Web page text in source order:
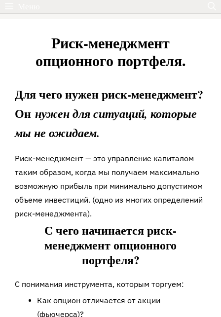
Риск-менеджмент
опционного портфеля.
Для чего нужен риск-менеджмент?
Он нужен для ситуаций, которые
мы не ожидаем.
Риск-менеджмент — это управление капиталом
таким образом, когда мы получаем максимально
возможную прибыль при минимально допустимом
объеме инвестиций. (одно из многих определений
риск-менеджмента).
С чего начинается риск-
менеджмент опционного
портфеля?
С понимания инструмента, которым торгуем:
Как опцион отличается от акции
(фьючерса)?